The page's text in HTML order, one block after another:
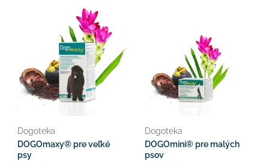
Dogoteka
DOGOmaxy® pre veľké
psy
Dogoteka
DOGOmini® pre malých
psov